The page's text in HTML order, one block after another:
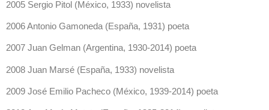
2005 Sergio Pitol (México, 1933) novelista
2006 Antonio Gamoneda (España, 1931) poeta
2007 Juan Gelman (Argentina, 1930-2014) poeta
2008 Juan Marsé (España, 1933) novelista
2009 José Emilio Pacheco (México, 1939-2014) poeta